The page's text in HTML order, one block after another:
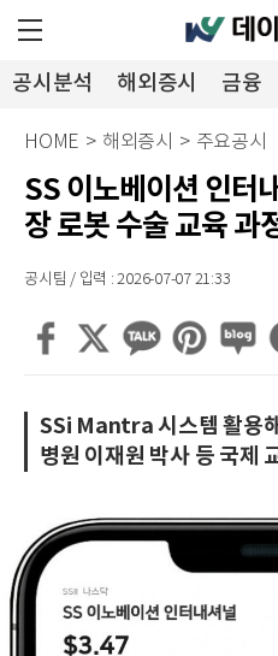
공시분석 해외증시 금융
HOME > 해외증시 > 주요공시
SS 이노베이션 인터
장 로봇 수술 교육 과
공시팀 / 입력 : 2026-07-07 21:33
SSi Mantra 시스템 활용
병원 이재원 박사 등 국제